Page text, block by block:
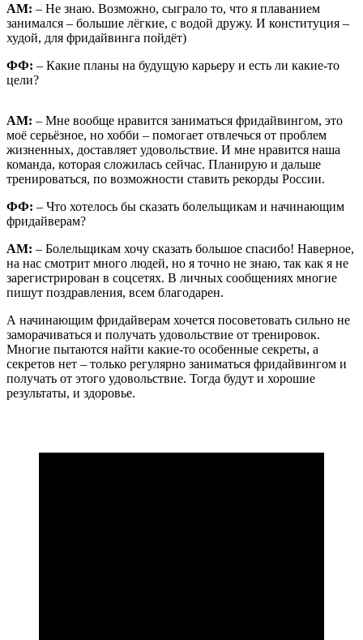
АМ: – Не знаю. Возможно, сыграло то, что я плаванием
занимался – большие лёгкие, с водой дружу. И конституция –
худой, для фридайвинга пойдёт)
ФФ: – Какие планы на будущую карьеру и есть ли какие-то
цели?
АМ: – Мне вообще нравится заниматься фридайвингом, это
моё серьёзное, но хобби – помогает отвлечься от проблем
жизненных, доставляет удовольствие. И мне нравится наша
команда, которая сложилась сейчас. Планирую и дальше
тренироваться, по возможности ставить рекорды России.
ФФ: – Что хотелось бы сказать болельщикам и начинающим
фридайверам?
АМ: – Болельщикам хочу сказать большое спасибо! Наверное,
на нас смотрит много людей, но я точно не знаю, так как я не
зарегистрирован в соцсетях. В личных сообщениях многие
пишут поздравления, всем благодарен.
А начинающим фридайверам хочется посоветовать сильно не
заморачиваться и получать удовольствие от тренировок.
Многие пытаются найти какие-то особенные секреты, а
секретов нет – только регулярно заниматься фридайвингом и
получать от этого удовольствие. Тогда будут и хорошие
результаты, и здоровье.